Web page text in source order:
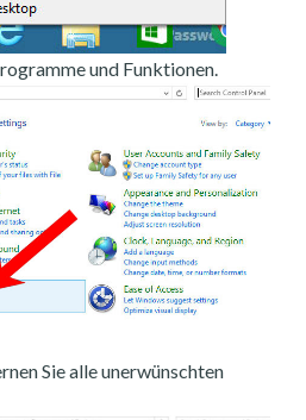
und Funktionen.
Sie alle unerwünschten